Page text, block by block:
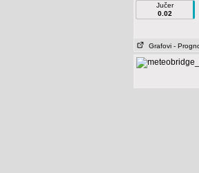
Jučer
0.02
Grafovi -